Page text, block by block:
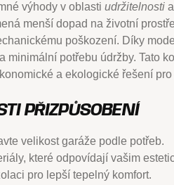
výhody v oblasti udržitelnosti
menší dopad na životní
poškození. Díky
minimální potřebu údržby. Tato
a ekologické řešení
PŘIZPŮSOBENÍ
velikost garáže podle potřeb.
které odpovídají vašim
pro lepší tepelný komfort.